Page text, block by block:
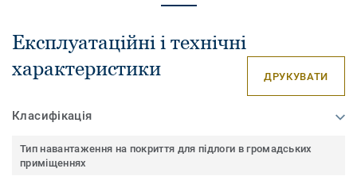
Експлуатаційні і технічні
характеристики
ДРУКУВАТИ
Класифікація
Тип навантаження на покриття для підлоги в громадських
приміщеннях